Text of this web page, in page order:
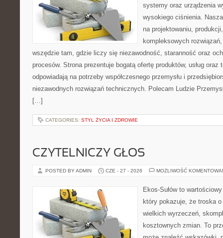
systemy oraz urządzenia
wysokiego ciśnienia.
na projektowaniu,
kompleksowych
wszędzie tam, gdzie liczy się niezawodność, staranność oraz
procesów. Strona prezentuje bogatą ofertę produktów, usług oraz
odpowiadają na potrzeby współczesnego przemysłu i
niezawodnych rozwiązań technicznych. Polecam Ludzie
[…]
CATEGORIES: STYL ŻYCIA I ZDROWIE
CZYTELNICZY GŁOS
POSTED BY ADMIN CZE - 27 - 2026 MOŻLIWOŚĆ
Ekos-Sułów to
który pokazuje, że troska
wielkich wyrzeczeń,
kosztownych zmian. To